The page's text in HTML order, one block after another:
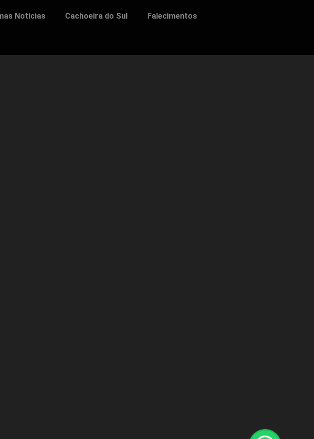
Notícias Cachoeira do Sul Falecimentos